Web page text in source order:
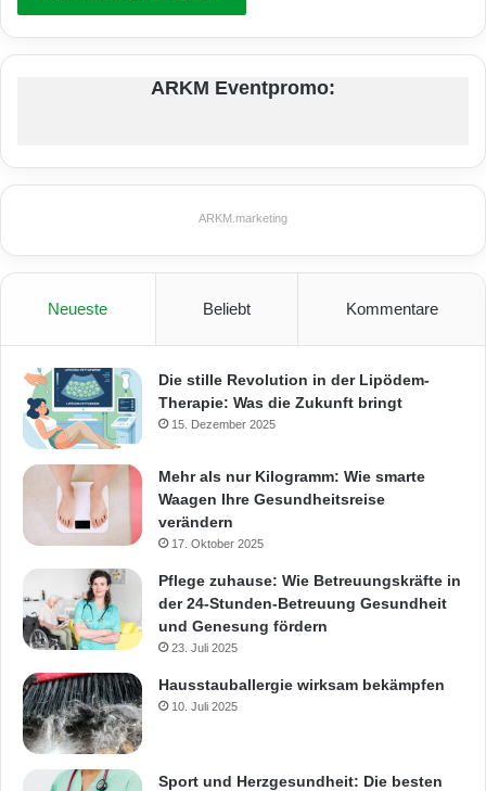
ARKM Eventpromo:
ARKM.marketing
Neueste Beliebt Kommentare
Die stille Revolution in der Lipödem-
Therapie: Was die Zukunft bringt
15. Dezember 2025
Mehr als nur Kilogramm: Wie smarte
Waagen Ihre Gesundheitsreise
verändern
17. Oktober 2025
Pflege zuhause: Wie Betreuungskräfte in
der 24-Stunden-Betreuung Gesundheit
und Genesung fördern
23. Juli 2025
Hausstauballergie wirksam bekämpfen
10. Juli 2025
Sport und Herzgesundheit: Die besten